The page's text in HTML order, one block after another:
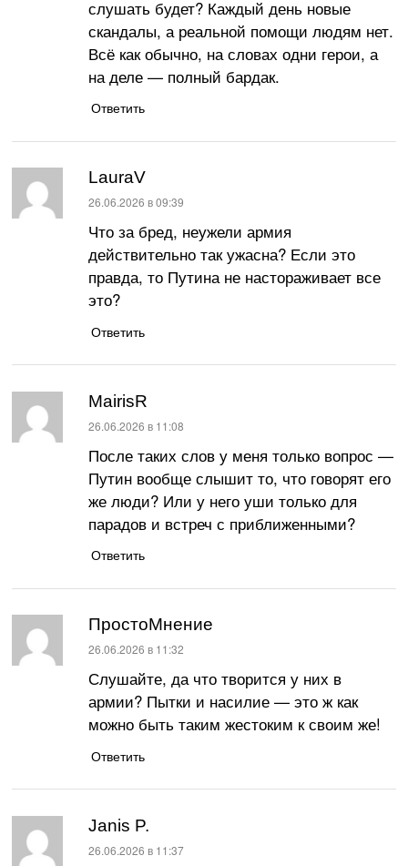
слушать будет? Каждый день новые
скандалы, а реальной помощи людям нет.
Всё как обычно, на словах одни герои, а
на деле — полный бардак.
Ответить
LauraV
:
26.06.2026 в 09:39
Что за бред, неужели армия
действительно так ужасна? Если это
правда, то Путина не настораживает все
это?
Ответить
MairisR
:
26.06.2026 в 11:08
После таких слов у меня только вопрос —
Путин вообще слышит то, что говорят его
же люди? Или у него уши только для
парадов и встреч с приближенными?
Ответить
ПростоМнение
:
26.06.2026 в 11:32
Слушайте, да что творится у них в
армии? Пытки и насилие — это ж как
можно быть таким жестоким к своим же!
Ответить
Janis P.
:
26.06.2026 в 11:37